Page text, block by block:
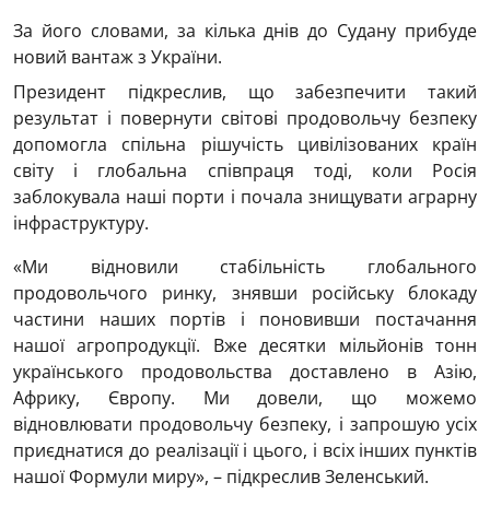
За його словами, за кілька днів до Судану прибуде
новий вантаж з України.
Президент підкреслив, що забезпечити такий
результат і повернути світові продовольчу безпеку
допомогла спільна рішучість цивілізованих країн
світу і глобальна співпраця тоді, коли Росія
заблокувала наші порти і почала знищувати аграрну
інфраструктуру.
«Ми відновили стабільність глобального
продовольчого ринку, знявши російську блокаду
частини наших портів і поновивши постачання
нашої агропродукції. Вже десятки мільйонів тонн
українського продовольства доставлено в Азію,
Африку, Європу. Ми довели, що можемо
відновлювати продовольчу безпеку, і запрошую усіх
приєднатися до реалізації і цього, і всіх інших пунктів
нашої Формули миру», – підкреслив Зеленський.